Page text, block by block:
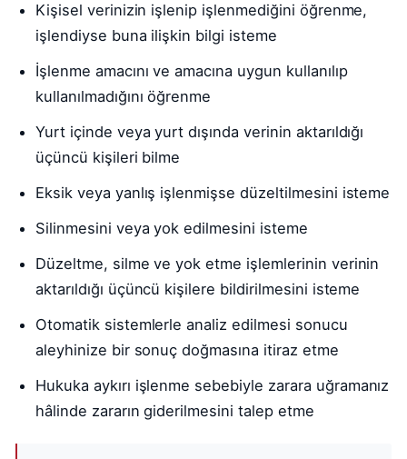
Kişisel verinizin işlenip işlenmediğini öğrenme,
işlendiyse buna ilişkin bilgi isteme
İşlenme amacını ve amacına uygun kullanılıp
kullanılmadığını öğrenme
Yurt içinde veya yurt dışında verinin aktarıldığı
üçüncü kişileri bilme
Eksik veya yanlış işlenmişse düzeltilmesini isteme
Silinmesini veya yok edilmesini isteme
Düzeltme, silme ve yok etme işlemlerinin verinin
aktarıldığı üçüncü kişilere bildirilmesini isteme
Otomatik sistemlerle analiz edilmesi sonucu
aleyhinize bir sonuç doğmasına itiraz etme
Hukuka aykırı işlenme sebebiyle zarara uğramanız
hâlinde zararın giderilmesini talep etme